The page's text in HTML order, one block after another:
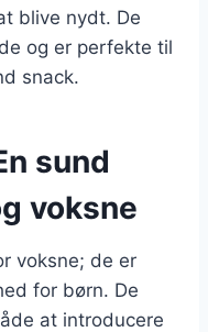
blive nydt. De
og er perfekte til
snack.
sund
voksne
voksne; de er
for børn. De
at introducere